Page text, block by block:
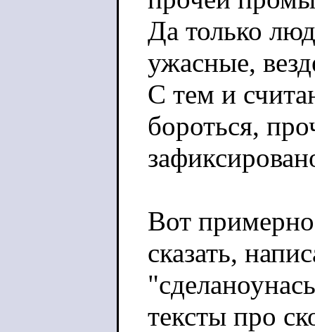
Да только
ужасные,
С тем и
бороться,
Вот
сказать,
тексты про